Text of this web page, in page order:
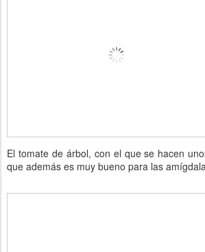
El tomate de árbol, con el que se hacen
que además es muy bueno para las